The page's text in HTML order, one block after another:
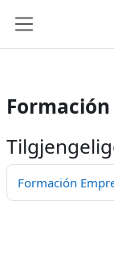
Gå til hovedinnhold
Formación